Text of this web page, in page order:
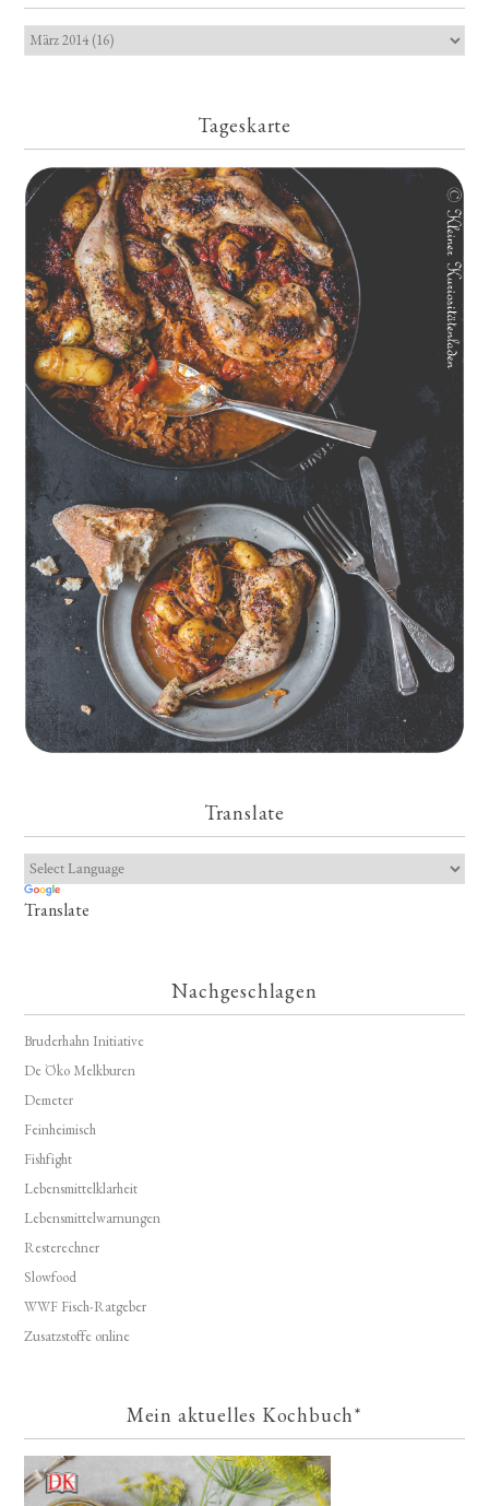
Tageskarte
Geschmorte Hähnchenschenkel auf Paprikakraut und kleinen
Kartoffeln
Translate
Translate
Nachgeschlagen
Bruderhahn Initiative
De Öko Melkburen
Demeter
Feinheimisch
Fishfight
Lebensmittelklarheit
Lebensmittelwarnungen
Resterechner
Slowfood
WWF Fisch-Ratgeber
Zusatzstoffe online
Mein aktuelles Kochbuch*